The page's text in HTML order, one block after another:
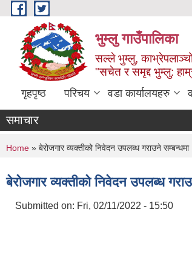
Skip to main content
भुम्लु गाउँपालिका
सल्ले भुम्लु,
"सचेत र समृद्द भुम्लु:
गृहपृष्ठ परिचय वडा कार्यालयहरु
समाचार
You are here
Home » बेरोजगार व्यक्तीको निवेदन उपलब्ध गराउने सम्बन्धमा
बेरोजगार व्यक्तीको निवेदन उपलब्ध
Submitted on: Fri, 02/11/2022 - 15:50